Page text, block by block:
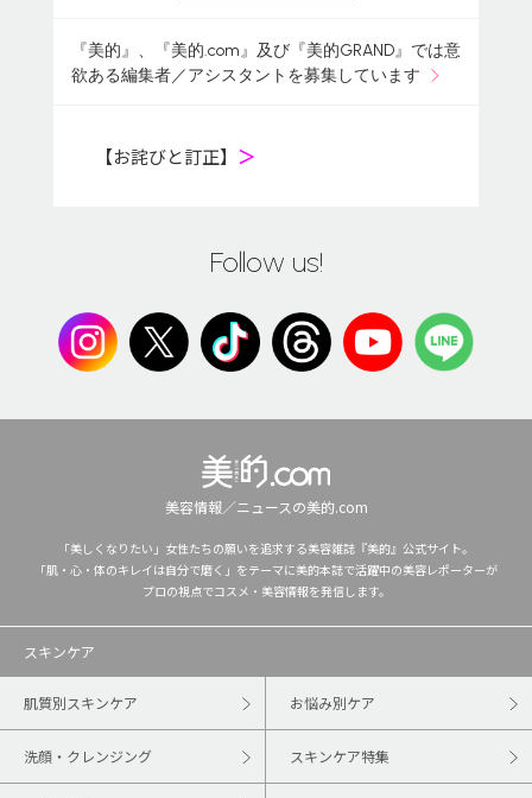
『美的』、『美的.com』及び『美的GRAND』では意
欲ある編集者／アシスタントを募集しています
【お詫びと訂正】 ＞
Follow us!
美容情報／ニュースの美的.com
「美しくなりたい」女性たちの願いを追求する美容雑誌『美的』公式サイト。
「肌・心・体のキレイは自分で磨く」をテーマに美的本誌で活躍中の美容レポーターが
プロの視点でコスメ・美容情報を発信します。
スキンケア
肌質別スキンケア お悩み別ケア
洗顔・クレンジング スキンケア特集